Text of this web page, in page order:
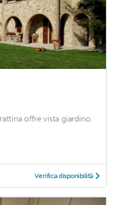
offre vista giardino,
Verifica disponibilità